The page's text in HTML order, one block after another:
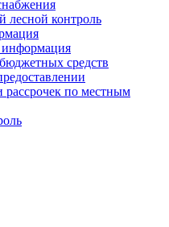
контроль
информация
средств
рассрочек по местным